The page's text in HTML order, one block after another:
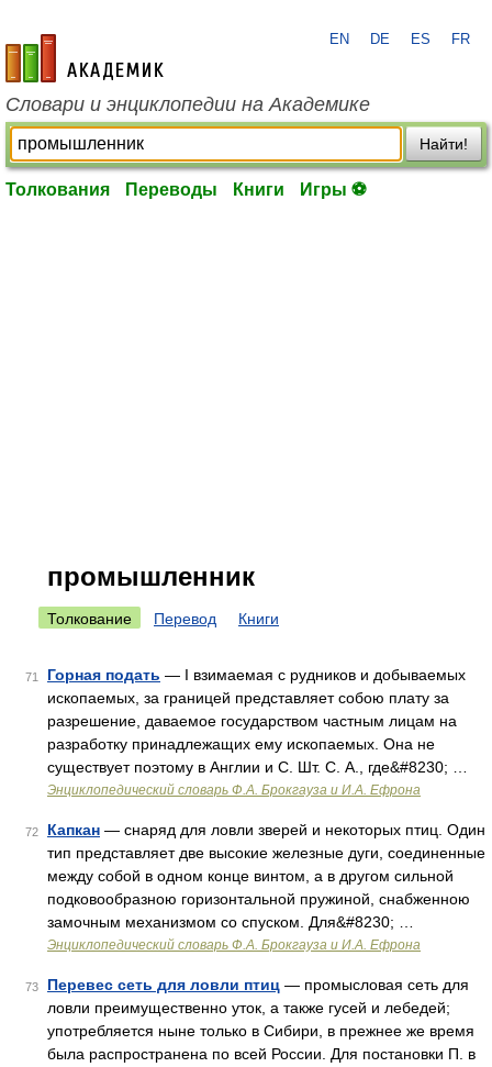
academic.ru
EN DE ES FR
Словари и энциклопедии на Академике
Найти!
Толкования Переводы Книги Игры ⚽
промышленник
Толкование Перевод Книги
71 Горная подать — I взимаемая с рудников и добываемых
ископаемых, за границей представляет собою плату за
разрешение, даваемое государством частным лицам на
разработку принадлежащих ему ископаемых. Она не
существует поэтому в Англии и С. Шт. С. А., где&#8230; …
Энциклопедический словарь Ф.А. Брокгауза и И.А. Ефрона
72 Капкан — снаряд для ловли зверей и некоторых птиц. Один
тип представляет две высокие железные дуги, соединенные
между собой в одном конце винтом, а в другом сильной
подковообразною горизонтальной пружиной, снабженною
замочным механизмом со спуском. Для&#8230; …
Энциклопедический словарь Ф.А. Брокгауза и И.А. Ефрона
73 Перевес сеть для ловли птиц — промысловая сеть для
ловли преимущественно уток, а также гусей и лебедей;
употребляется ныне только в Сибири, в прежнее же время
была распространена по всей России. Для постановки П. в